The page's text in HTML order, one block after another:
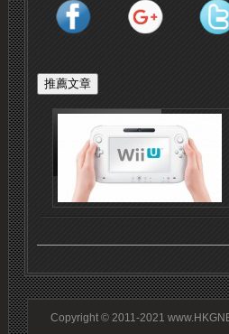
Copyright © 2011-2021